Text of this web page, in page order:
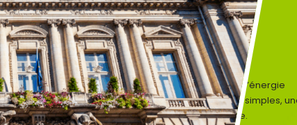
le concours dédié aux
bâtiments publics des
collectivités !
CUBE Ville, c’est un concours qui rend les économies d’énergie
concrètes, dynamiques et motivantes avec des outils simples,
méthodologie claire et une vraie dimension collective.